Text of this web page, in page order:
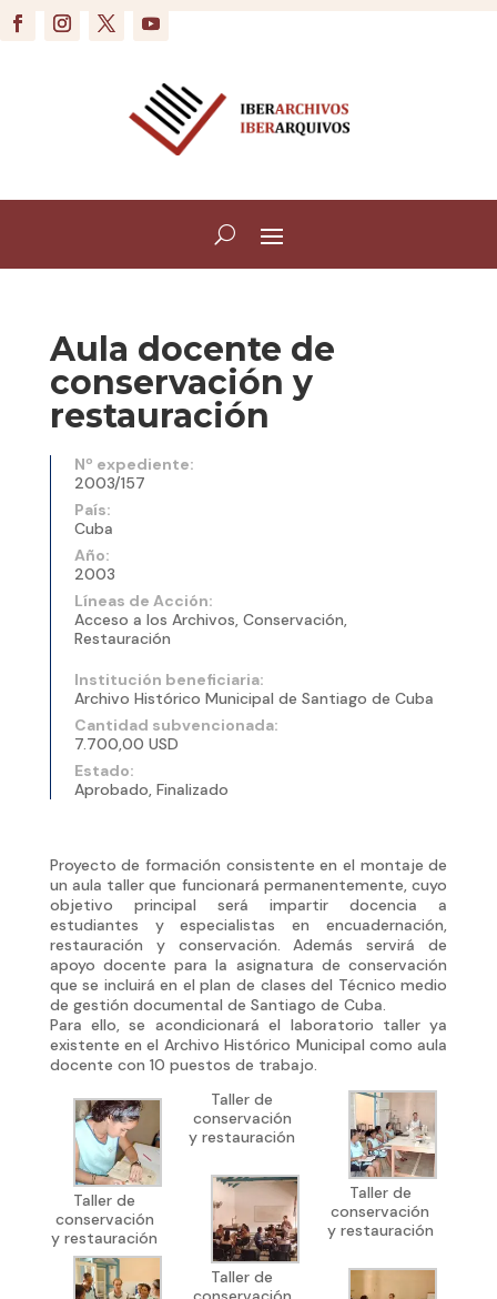
Aula docente de
conservación y
restauración
Nº expediente:
2003/157
País:
Cuba
Año:
2003
Líneas de Acción:
Acceso a los Archivos, Conservación,
Restauración
Institución beneficiaria:
Archivo Histórico Municipal de Santiago de Cuba
Cantidad subvencionada:
7.700,00 USD
Estado:
Aprobado, Finalizado
Proyecto de formación consistente en el montaje de
un aula taller que funcionará permanentemente, cuyo
objetivo principal será impartir docencia a
estudiantes y especialistas en encuadernación,
restauración y conservación. Además servirá de
apoyo docente para la asignatura de conservación
que se incluirá en el plan de clases del Técnico medio
de gestión documental de Santiago de Cuba.
Para ello, se acondicionará el laboratorio taller ya
existente en el Archivo Histórico Municipal como aula
docente con 10 puestos de trabajo.
Taller de
conservación
y restauración
Taller de
conservación
y restauración
Taller de
Taller de
conservación
y restauración